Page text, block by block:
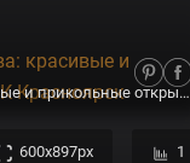
Картинки с Днем защитника Отечества: красивые и прикольные открытки к 23 февраля - МК Красноярск
600x897px 1